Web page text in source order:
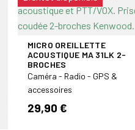
MICRO OREILLETTE
ACOUSTIQUE MA 31LK 2-
BROCHES
Caméra - Radio - GPS &
accessoires
29,90 €